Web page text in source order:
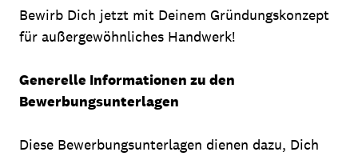
Bewirb Dich jetzt mit Deinem Gründungskonzept
für außergewöhnliches Handwerk!
Generelle Informationen zu den
Bewerbungsunterlagen
Diese Bewerbungsunterlagen dienen dazu, Dich